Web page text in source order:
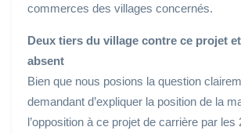
commerces des villages concernés.
Deux tiers du village contre ce projet
absent
Bien que nous posions la question
demandant d’expliquer la position de la
l’opposition à ce projet de carrière par les